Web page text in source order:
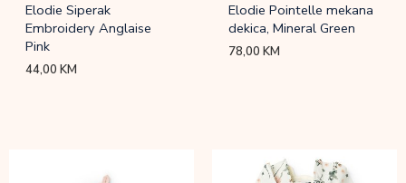
Elodie Siperak
Embroidery Anglaise
Pink
44,00KM
Elodie Pointelle mekana
dekica, Mineral Green
78,00KM